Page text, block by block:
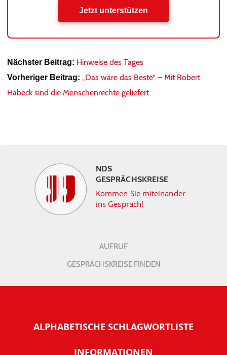
Jetzt unterstützen
Nächster Beitrag: Hinweise des Tages
Vorheriger Beitrag: „Das wäre das Beste“ – Mit Robert
Habeck sind die Menschenrechte geliefert
NDS
GESPRÄCHSKREISE
Kommen Sie miteinander
ins Gespräch!
AUFRUF
GESPRÄCHSKREISE FINDEN
ALPHABETISCHE SCHLAGWORTLISTE
INFORMATIONEN